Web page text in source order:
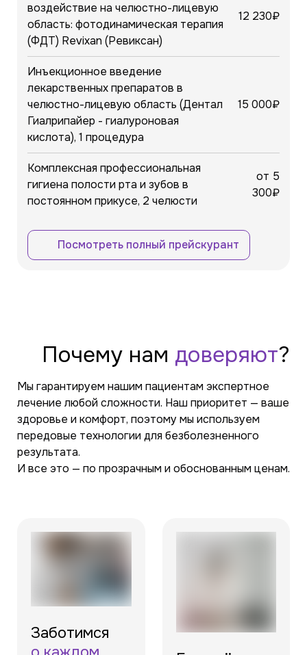
воздействие на челюстно-лицевую
область: фотодинамическая терапия
(ФДТ) Revixan (Ревиксан)
12 230₽
Инъекционное введение
лекарственных препаратов в
челюстно-лицевую область (Дентал
Гиалрипайер - гиалуроновая
кислота), 1 процедура
15 000₽
Комплексная профессиональная
гигиена полости рта и зубов в
постоянном прикусе, 2 челюсти
от 5
300₽
Посмотреть полный прейскурант
Почему нам доверяют?
Мы гарантируем нашим пациентам экспертное
лечение любой сложности. Наш приоритет — ваше
здоровье и комфорт, поэтому мы используем
передовые технологии для безболезненного
результата.
И все это — по прозрачным и обоснованным ценам.
Заботимся